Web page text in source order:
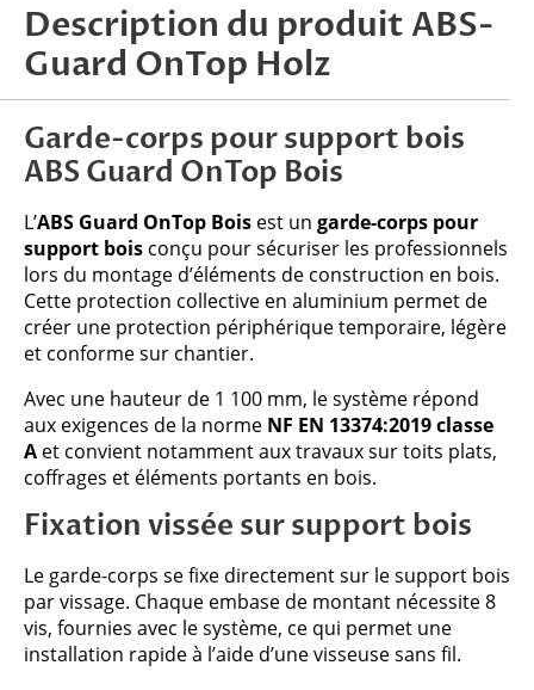
Description du produit ABS-
Guard OnTop Holz
Garde-corps pour support bois
ABS Guard OnTop Bois
L’ABS Guard OnTop Bois est un garde-corps pour
support bois conçu pour sécuriser les professionnels
lors du montage d’éléments de construction en bois.
Cette protection collective en aluminium permet de
créer une protection périphérique temporaire, légère
et conforme sur chantier.
Avec une hauteur de 1 100 mm, le système répond
aux exigences de la norme NF EN 13374:2019 classe
A et convient notamment aux travaux sur toits plats,
coffrages et éléments portants en bois.
Fixation vissée sur support bois
Le garde-corps se fixe directement sur le support bois
par vissage. Chaque embase de montant nécessite 8
vis, fournies avec le système, ce qui permet une
installation rapide à l’aide d’une visseuse sans fil.